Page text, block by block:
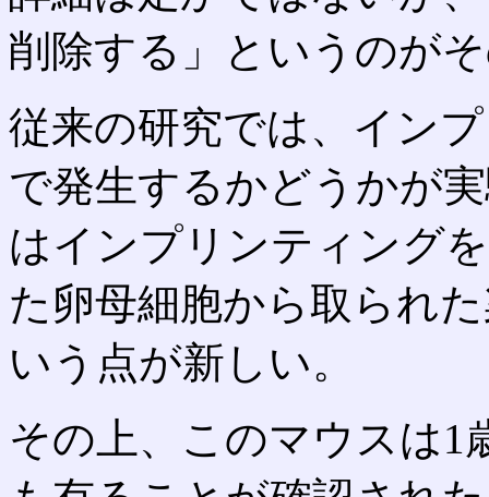
削除する」というのが
従来の研究では、イン
で発生するかどうかが
はインプリンティング
た卵母細胞から取られ
いう点が新しい。
その上、このマウスは1